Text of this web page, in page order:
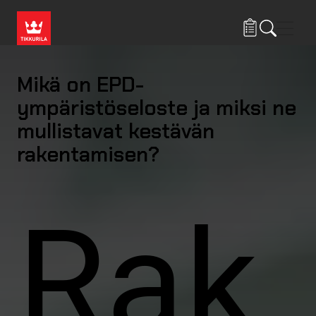
Mikä on EPD-
ympäristöseloste ja miksi ne
mullistavat kestävän
rakentamisen?